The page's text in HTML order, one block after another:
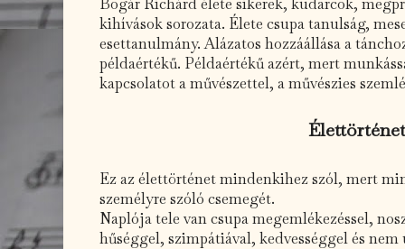
kihívások sorozata. Élete csupa tanulság,
esettanulmány. Alázatos hozzáállása a
példaértékű. Példaértékű azért, mert
kapcsolatot a művészettel, a művészies
Élettörténet
Ez az élettörténet mindenkihez szól, mert
személyre szóló csemegét.
Naplója tele van csupa megemlékezéssel,
hűséggel, szimpátiával, kedvességgel és